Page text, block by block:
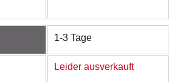
1-3 Tage
Leider ausverkauft